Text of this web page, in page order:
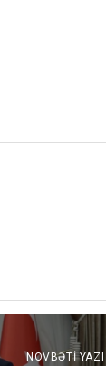
NÖVBƏTI YAZI